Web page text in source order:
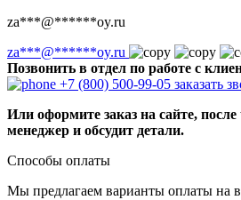
za***@******oy.ru
za***@******oy.ru
Позвонить в отдел по работе с
+7 (800) 500-99-05 заказать
Или оформите заказ на сайте,
менеджер и обсудит детали.
Способы оплаты
Мы предлагаем варианты оплаты на